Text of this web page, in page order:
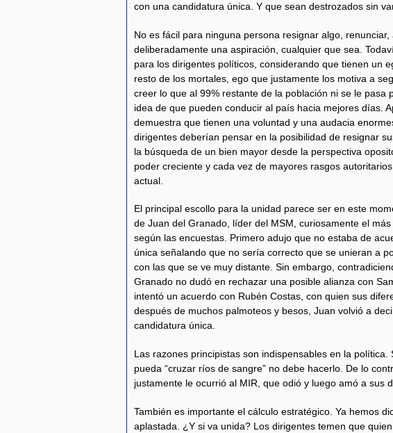
con una candidatura única. Y que sean destrozados sin
No es fácil para ninguna persona resignar algo, renunciar,
deliberadamente una aspiración, cualquier que sea.
para los dirigentes políticos, considerando que tienen un
resto de los mortales, ego que justamente los motiva a
creer lo que al 99% restante de la población ni se le pasa
idea de que pueden conducir al país hacia mejores días.
demuestra que tienen una voluntad y una audacia
dirigentes deberían pensar en la posibilidad de resignar
la búsqueda de un bien mayor desde la perspectiva
poder creciente y cada vez de mayores rasgos
actual.
El principal escollo para la unidad parece ser en este
de Juan del Granado, líder del MSM, curiosamente el
según las encuestas. Primero adujo que no estaba de
única señalando que no sería correcto que se unieran a
con las que se ve muy distante. Sin embargo,
Granado no dudó en rechazar una posible alianza con
intentó un acuerdo con Rubén Costas, con quien sus
después de muchos palmoteos y besos, Juan volvió a
candidatura única.
Las razones principistas son indispensables en la
pueda “cruzar ríos de sangre” no debe hacerlo. De lo
justamente le ocurrió al MIR, que odió y luego amó a sus
También es importante el cálculo estratégico. Ya hemos
aplastada. ¿Y si va unida? Los dirigentes temen que